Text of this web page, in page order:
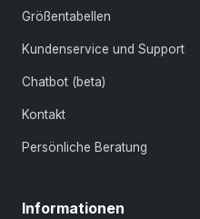
Größentabellen
Kundenservice und Support
Chatbot (beta)
Kontakt
Persönliche Beratung
Informationen